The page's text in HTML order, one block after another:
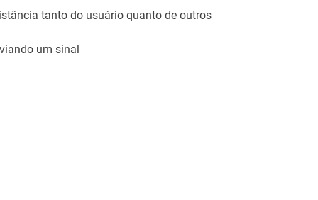
tanto do usuário quanto de outros
um sinal